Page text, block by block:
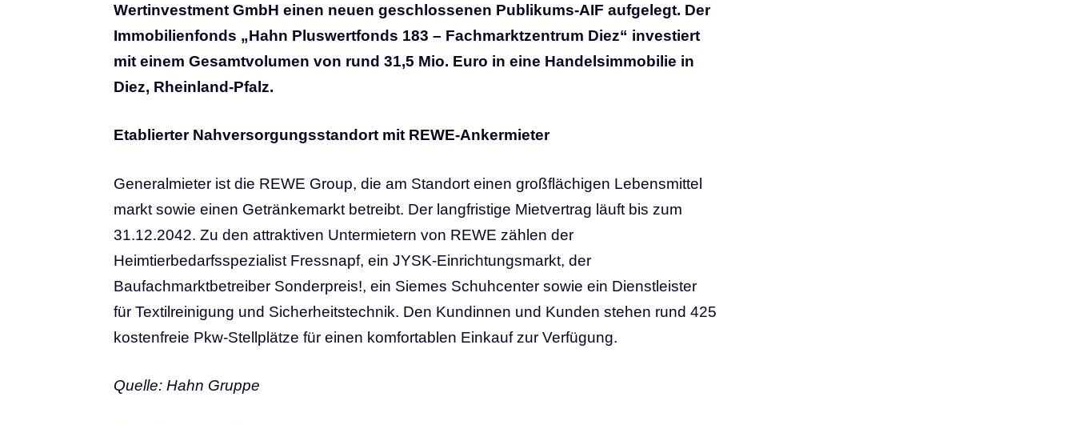
Wertinvestment GmbH einen neuen geschlossenen Publikums-AIF aufgelegt. Der
Immobilienfonds „Hahn Pluswertfonds 183 – Fachmarktzentrum Diez“ investiert
mit einem Gesamtvolumen von rund 31,5 Mio. Euro in eine Handelsimmobilie in
Diez, Rheinland-Pfalz.
Etablierter Nahversorgungsstandort mit REWE-Ankermieter
Generalmieter ist die REWE Group, die am Standort einen großflächigen Lebensmittel
markt sowie einen Getränkemarkt betreibt. Der langfristige Mietvertrag läuft bis zum
31.12.2042. Zu den attraktiven Untermietern von REWE zählen der
Heimtierbedarfsspezialist Fressnapf, ein JYSK-Einrichtungsmarkt, der
Baufachmarktbetreiber Sonderpreis!, ein Siemes Schuhcenter sowie ein Dienstleister
für Textilreinigung und Sicherheitstechnik. Den Kundinnen und Kunden stehen rund 425
kostenfreie Pkw-Stellplätze für einen komfortablen Einkauf zur Verfügung.
Quelle: Hahn Gruppe